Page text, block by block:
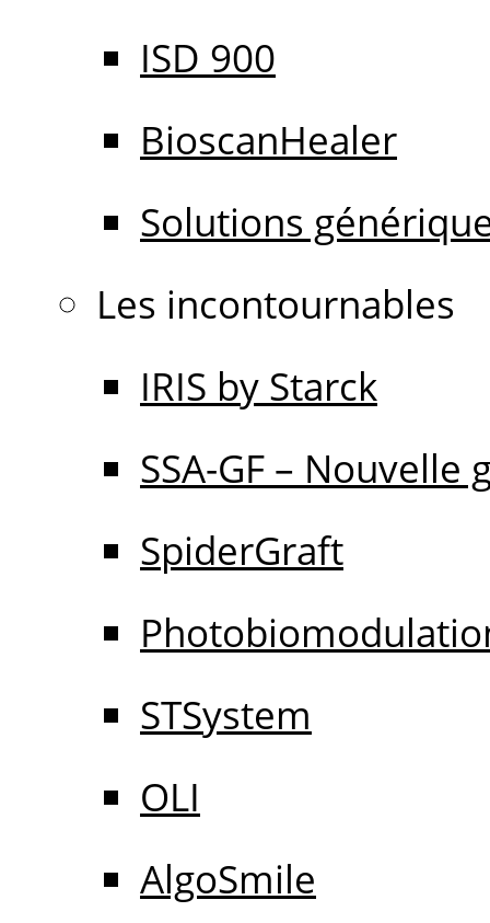
ISD 900
BioscanHealer
Solutions
Les incontournables
IRIS by Starck
SSA-GF – Nouvelle
SpiderGraft
STSystem
OLI
AlgoSmile